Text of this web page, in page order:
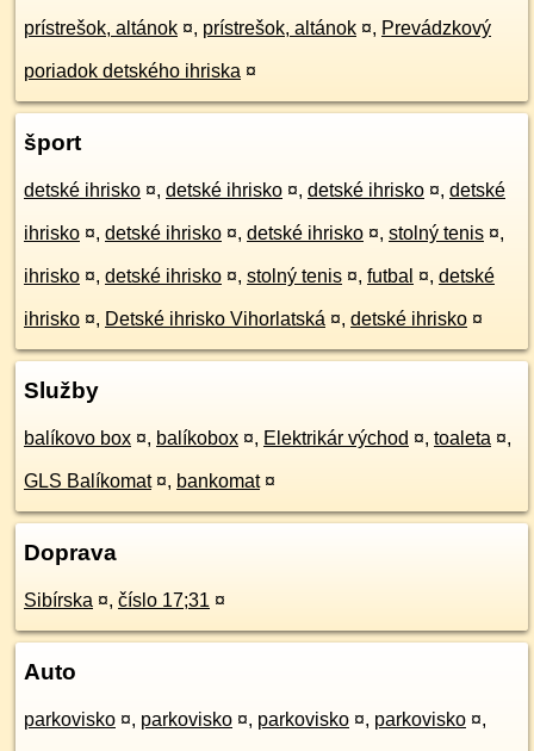
prístrešok, altánok ¤, prístrešok, altánok ¤, Prevádzkový
poriadok detského ihriska ¤
šport
detské ihrisko ¤, detské ihrisko ¤, detské ihrisko ¤, detské
ihrisko ¤, detské ihrisko ¤, detské ihrisko ¤, stolný tenis ¤,
ihrisko ¤, detské ihrisko ¤, stolný tenis ¤, futbal ¤, detské
ihrisko ¤, Detské ihrisko Vihorlatská ¤, detské ihrisko ¤
Služby
balíkovo box ¤, balíkobox ¤, Elektrikár východ ¤, toaleta ¤,
GLS Balíkomat ¤, bankomat ¤
Doprava
Sibírska ¤, číslo 17;31 ¤
Auto
parkovisko ¤, parkovisko ¤, parkovisko ¤, parkovisko ¤,